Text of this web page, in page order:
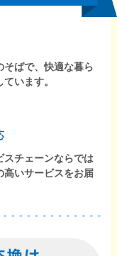
そばで、快適な暮ら
います。
スチェーンならでは
高いサービスをお届